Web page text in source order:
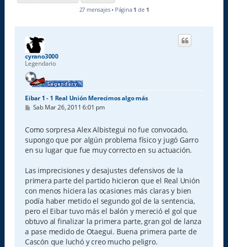
27 mensajes • Página 1 de 1
cyrano3000
Legendario
Eibar 1 - 1 Real Unión Merecimos algo más
M
s
a
j
e
Sab Mar 26, 2011 6:01 pm
Como sorpresa Alex Albistegui no fue convocado,
supongo que por algún problema físico y jugó Garro
en su lugar que fue muy correcto en su actuación.
Las imprecisiones y desajustes defensivos de la
primera parte del partido hicieron que el Real Unión
con menos hiciera las ocasiones más claras y bien
podía haber metido el segundo gol de la sentencia,
pero el Eibar tuvo más el balón y mereció el gol que
obtuvo al finalizar la primera parte, gran gol de lanza
a pase medido de Otaegui. Buena primera parte de
Cascón que luchó y creo mucho peligro.